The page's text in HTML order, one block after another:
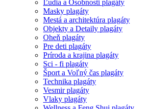
Ľudia a Osobnosti plagáty
Masky plagáty
Mestá a architektúra plagáty
Objekty a Detaily plagáty
Oheň plagáty
Pre deti plagáty
Príroda a krajina plagáty
Sci - fi plagáty
Šport a Voľný čas plagáty
Technika plagáty
Vesmir plagáty
Vlaky plagáty